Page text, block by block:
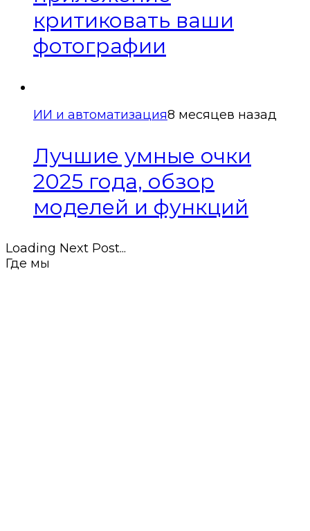
критиковать ваши
фотографии
ИИ и автоматизация8 месяцев назад
Лучшие умные очки
2025 года, обзор
моделей и функций
Loading Next Post...
Где мы